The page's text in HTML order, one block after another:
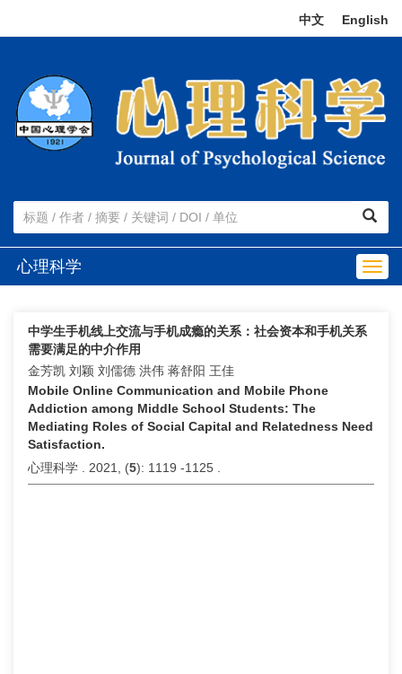
中文 English
心理科学
中学生手机线上交流与手机成瘾的关系：社会资本和手机关系
需要满足的中介作用
金芳凯 刘颖 刘儒德 洪伟 蒋舒阳 王佳
Mobile Online Communication and Mobile Phone
Addiction among Middle School Students: The
Mediating Roles of Social Capital and Relatedness Need
Satisfaction.
心理科学 . 2021, (5): 1119 -1125 .